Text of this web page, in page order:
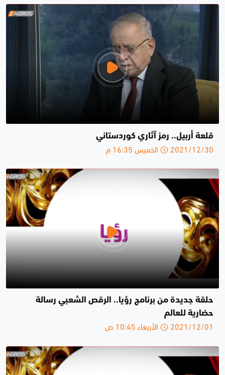
قلعة أربيل.. رمز آثاري كوردستاني
2021/12/30 الخميس 16:35 م
حلقة جديدة من برنامج رؤيا.. الرقص الشعبي رسالة
حضارية للعالم
2021/12/01 الأربعاء 10:45 ص